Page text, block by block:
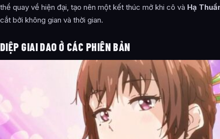
thể quay về hiện đại, tạo nên một kết thúc mở khi cô và Hạ
cắt bởi không gian và thời gian.
DIỆP GIAI DAO Ở CÁC PHIÊN BẢN